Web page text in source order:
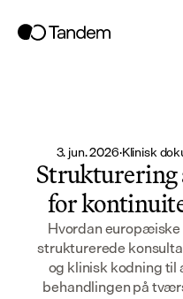
3. jun. 2026·Klinisk
for
Hvordan
strukturerede
og klinisk kodning
behandlingen på